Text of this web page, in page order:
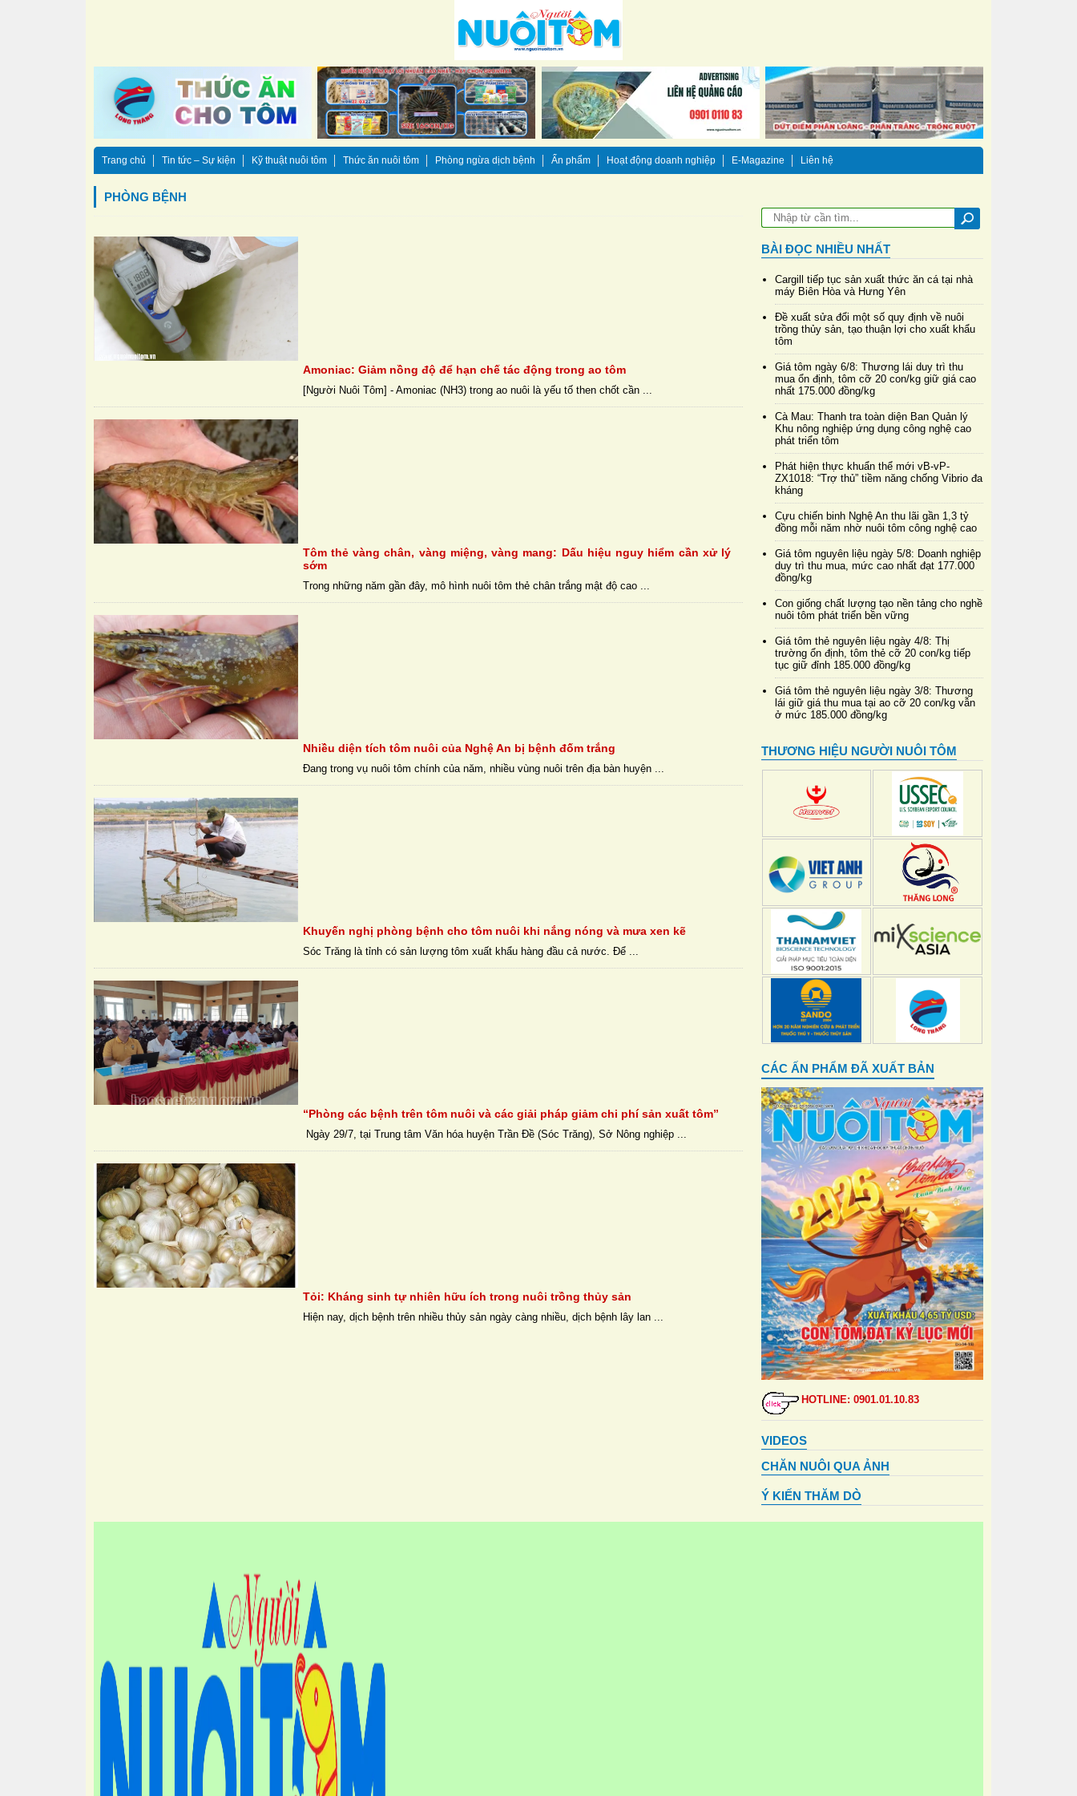
Trang chủ Tin tức – Sự kiện Kỹ thuật nuôi tôm Thức ăn nuôi tôm Phòng ngừa dịch bệnh Ấn phẩm Hoạt động doanh nghiệp E-Magazine Liên hệ
PHÒNG BỆNH
Amoniac: Giảm nồng độ để hạn chế tác động trong ao tôm
[Người Nuôi Tôm] - Amoniac (NH3) trong ao nuôi là yếu tố then chốt cần ...
Tôm thẻ vàng chân, vàng miệng, vàng mang: Dấu hiệu nguy hiểm cần xử lý
sớm
Trong những năm gần đây, mô hình nuôi tôm thẻ chân trắng mật độ cao ...
Nhiều diện tích tôm nuôi của Nghệ An bị bệnh đốm trắng
Đang trong vụ nuôi tôm chính của năm, nhiều vùng nuôi trên địa bàn huyện ...
Khuyến nghị phòng bệnh cho tôm nuôi khi nắng nóng và mưa xen kẽ
Sóc Trăng là tỉnh có sản lượng tôm xuất khẩu hàng đầu cả nước. Để ...
“Phòng các bệnh trên tôm nuôi và các giải pháp giảm chi phí sản xuất tôm”
Ngày 29/7, tại Trung tâm Văn hóa huyện Trần Đề (Sóc Trăng), Sở Nông nghiệp ...
Tỏi: Kháng sinh tự nhiên hữu ích trong nuôi trồng thủy sản
Hiện nay, dịch bệnh trên nhiều thủy sản ngày càng nhiều, dịch bệnh lây lan ...
BÀI ĐỌC NHIỀU NHẤT
Cargill tiếp tục sản xuất thức ăn cá tại nhà
máy Biên Hòa và Hưng Yên
Đề xuất sửa đổi một số quy định về nuôi
trồng thủy sản, tạo thuận lợi cho xuất khẩu
tôm
Giá tôm ngày 6/8: Thương lái duy trì thu
mua ổn định, tôm cỡ 20 con/kg giữ giá cao
nhất 175.000 đồng/kg
Cà Mau: Thanh tra toàn diện Ban Quản lý
Khu nông nghiệp ứng dụng công nghệ cao
phát triển tôm
Phát hiện thực khuẩn thể mới vB-vP-
ZX1018: “Trợ thủ” tiềm năng chống Vibrio đa
kháng
Cựu chiến binh Nghệ An thu lãi gần 1,3 tỷ
đồng mỗi năm nhờ nuôi tôm công nghệ cao
Giá tôm nguyên liệu ngày 5/8: Doanh nghiệp
duy trì thu mua, mức cao nhất đạt 177.000
đồng/kg
Con giống chất lượng tạo nền tảng cho nghề
nuôi tôm phát triển bền vững
Giá tôm thẻ nguyên liệu ngày 4/8: Thị
trường ổn định, tôm thẻ cỡ 20 con/kg tiếp
tục giữ đỉnh 185.000 đồng/kg
Giá tôm thẻ nguyên liệu ngày 3/8: Thương
lái giữ giá thu mua tại ao cỡ 20 con/kg vẫn
ở mức 185.000 đồng/kg
THƯƠNG HIỆU NGƯỜI NUÔI TÔM
CÁC ẤN PHẨM ĐÃ XUẤT BẢN
HOTLINE: 0901.01.10.83
VIDEOS
CHĂN NUÔI QUA ẢNH
Ý KIẾN THĂM DÒ